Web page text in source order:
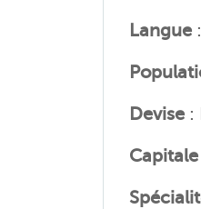
Langue
Devise :
Capitale